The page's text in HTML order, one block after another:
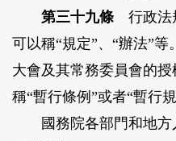
第三十九條行政法
可以稱“規定”、“辦法”
大會及其常務委員會的授
稱“暫行條例”或者“暫行規
國務院各部門和地方